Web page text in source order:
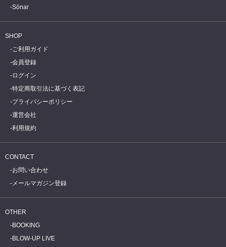
Sónar
SHOP
ご利用ガイド
会員登録
ログイン
特定商取引法に基づく表記
プライバシーポリシー
運営会社
利用規約
CONTACT
お問い合わせ
メールマガジン登録
OTHER
BOOKING
BLOW-UP LIVE